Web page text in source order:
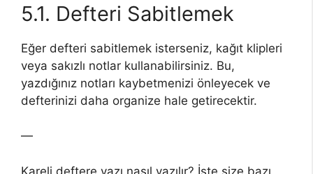
5.1. Defteri Sabitlemek
Eğer defteri sabitlemek isterseniz, kağıt klipleri
veya sakızlı notlar kullanabilirsiniz. Bu,
yazdığınız notları kaybetmenizi önleyecek ve
defterinizi daha organize hale getirecektir.
—
Kareli deftere yazı nasıl yazılır? İşte size bazı